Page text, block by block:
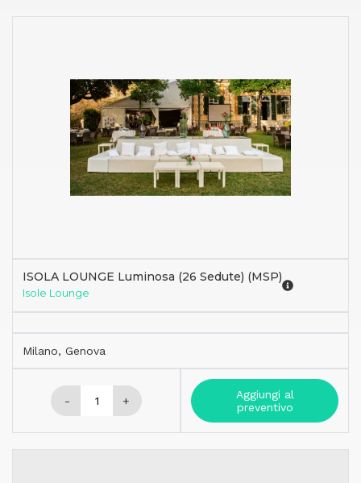
ISOLA LOUNGE Luminosa (26 Sedute) (MSP)
Isole Lounge
Milano, Genova
- +
Aggiungi al
preventivo